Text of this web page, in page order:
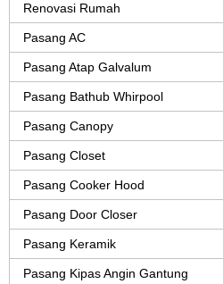
Renovasi Rumah
Pasang AC
Pasang Atap Galvalum
Pasang Bathub Whirpool
Pasang Canopy
Pasang Closet
Pasang Cooker Hood
Pasang Door Closer
Pasang Keramik
Pasang Kipas Angin Gantung